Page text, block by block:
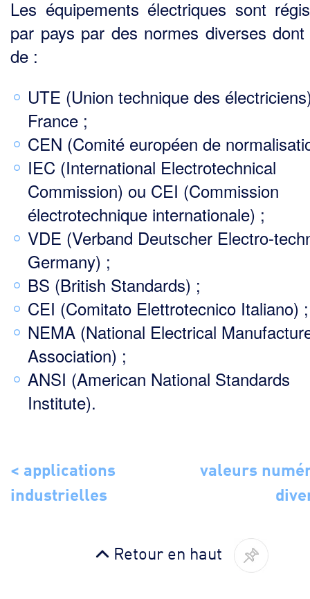
Les équipements électriques sont
par pays par des normes diverses
de :
UTE (Union technique des
France ;
CEN (Comité européen de
IEC (International Electrotechnical
Commission) ou CEI (Commission
électrotechnique internationale) ;
VDE (Verband Deutscher
Germany) ;
BS (British Standards) ;
CEI (Comitato Elettrotecnico Italiano) ;
NEMA (National Electrical
Association) ;
ANSI (American National Standards
Institute).
< applications
industrielles
valeurs
Retour en haut